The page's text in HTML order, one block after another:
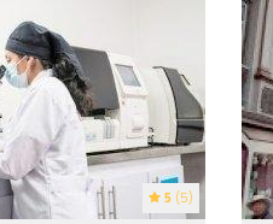
5 (5)